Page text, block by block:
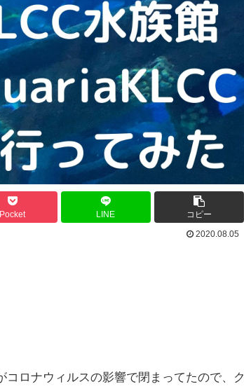
Pocket LINE
コピー
2020.08.05
ロナウィルスの影響で閉まってたので、ク